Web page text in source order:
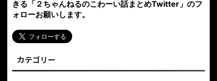
きる「２ちゃんねるのこわーい話まとめTwitter」のフ
ォローお願いします。
カテゴリー